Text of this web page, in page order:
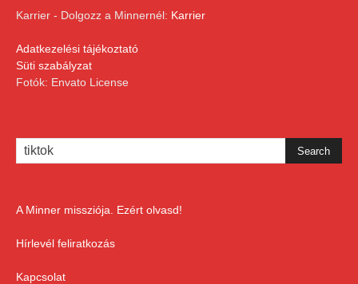
Karrier - Dolgozz a Minnernél: Karrier
Adatkezelési tájékoztató
Süti szabályzat
Fotók: Envato License
A Minner missziója. Ezért olvasd!
Hírlevél feliratkozás
Kapcsolat